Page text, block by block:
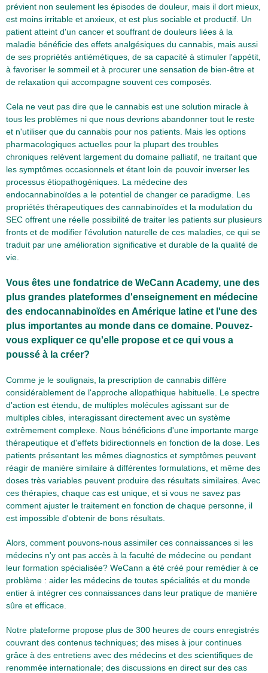
prévient non seulement les épisodes de douleur, mais il dort mieux,
est moins irritable et anxieux, et est plus sociable et productif. Un
patient atteint d'un cancer et souffrant de douleurs liées à la
maladie bénéficie des effets analgésiques du cannabis, mais aussi
de ses propriétés antiémétiques, de sa capacité à stimuler l'appétit,
à favoriser le sommeil et à procurer une sensation de bien-être et
de relaxation qui accompagne souvent ces composés.
Cela ne veut pas dire que le cannabis est une solution miracle à
tous les problèmes ni que nous devrions abandonner tout le reste
et n'utiliser que du cannabis pour nos patients. Mais les options
pharmacologiques actuelles pour la plupart des troubles
chroniques relèvent largement du domaine palliatif, ne traitant que
les symptômes occasionnels et étant loin de pouvoir inverser les
processus étiopathogéniques. La médecine des
endocannabinoïdes a le potentiel de changer ce paradigme. Les
propriétés thérapeutiques des cannabinoïdes et la modulation du
SEC offrent une réelle possibilité de traiter les patients sur plusieurs
fronts et de modifier l'évolution naturelle de ces maladies, ce qui se
traduit par une amélioration significative et durable de la qualité de
vie.
Vous êtes une fondatrice de WeCann Academy, une des
plus grandes plateformes d'enseignement en médecine
des endocannabinoïdes en Amérique latine et l'une des
plus importantes au monde dans ce domaine. Pouvez-
vous expliquer ce qu'elle propose et ce qui vous a
poussé à la créer?
Comme je le soulignais, la prescription de cannabis diffère
considérablement de l'approche allopathique habituelle. Le spectre
d'action est étendu, de multiples molécules agissant sur de
multiples cibles, interagissant directement avec un système
extrêmement complexe. Nous bénéficions d'une importante marge
thérapeutique et d'effets bidirectionnels en fonction de la dose. Les
patients présentant les mêmes diagnostics et symptômes peuvent
réagir de manière similaire à différentes formulations, et même des
doses très variables peuvent produire des résultats similaires. Avec
ces thérapies, chaque cas est unique, et si vous ne savez pas
comment ajuster le traitement en fonction de chaque personne, il
est impossible d'obtenir de bons résultats.
Alors, comment pouvons-nous assimiler ces connaissances si les
médecins n'y ont pas accès à la faculté de médecine ou pendant
leur formation spécialisée? WeCann a été créé pour remédier à ce
problème : aider les médecins de toutes spécialités et du monde
entier à intégrer ces connaissances dans leur pratique de manière
sûre et efficace.
Notre plateforme propose plus de 300 heures de cours enregistrés
couvrant des contenus techniques; des mises à jour continues
grâce à des entretiens avec des médecins et des scientifiques de
renommée internationale; des discussions en direct sur des cas